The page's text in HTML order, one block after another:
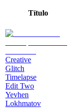
Título
Creative
Glitch
Timelapse
Edit Two
Yevhen
Lokhmatov